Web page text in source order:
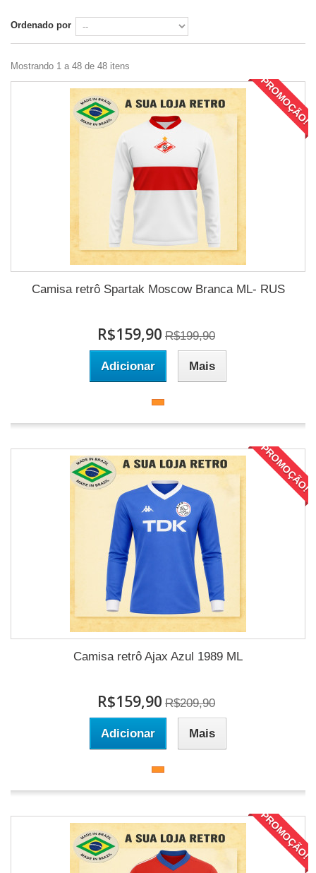
Ordenado por
Mostrando 1 a 48 de 48 itens
PROMOÇÃO!
Camisa retrô Spartak Moscow Branca ML- RUS
R$159,90 R$199,90
Adicionar Mais
PROMOÇÃO!
Camisa retrô Ajax Azul 1989 ML
R$159,90 R$209,90
Adicionar Mais
PROMOÇÃO!